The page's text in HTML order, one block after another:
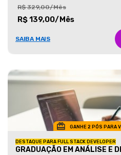
R$ 329,00/Mês
R$ 139,00/Mês
SAIBA MAIS
GANHE 2 PÓS PARA
DESTAQUE PARA FULL STACK DEVELOPER
GRADUAÇÃO EM ANÁLISE E